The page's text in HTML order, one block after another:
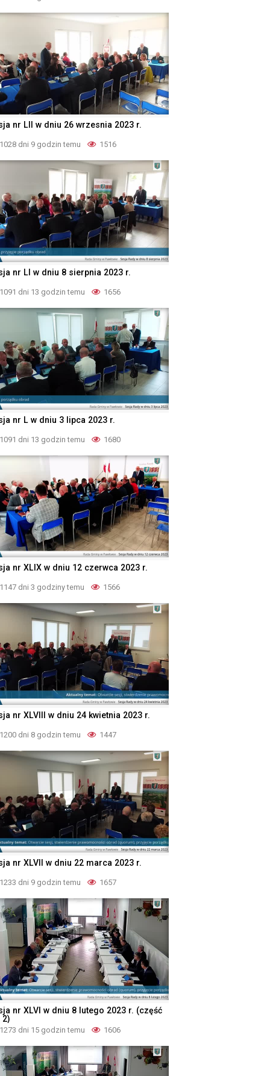
nr LII w dniu 26 wrzesnia 2023 r.
1028 dni 9 godzin temu 1516
nr LI w dniu 8 sierpnia 2023 r.
1091 dni 13 godzin temu 1656
nr L w dniu 3 lipca 2023 r.
1091 dni 13 godzin temu 1680
nr XLIX w dniu 12 czerwca 2023 r.
1147 dni 3 godziny temu 1566
nr XLVIII w dniu 24 kwietnia 2023 r.
1200 dni 8 godzin temu 1447
nr XLVII w dniu 22 marca 2023 r.
1233 dni 9 godzin temu 1657
nr XLVI w dniu 8 lutego 2023 r. (część
2)
1273 dni 15 godzin temu 1606